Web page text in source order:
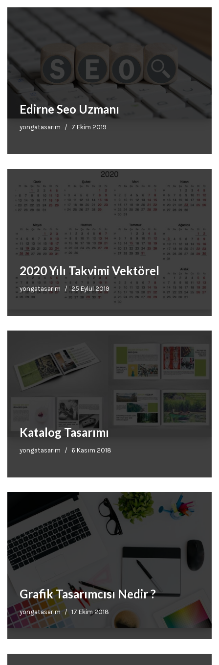
Edirne Seo Uzmanı
yongatasarim 7 Ekim 2019
2020 Yılı Takvimi Vektörel
yongatasarim 25 Eylül 2019
Katalog Tasarımı
yongatasarim 6 Kasım 2018
Grafik Tasarımcısı Nedir ?
yongatasarim 17 Ekim 2018